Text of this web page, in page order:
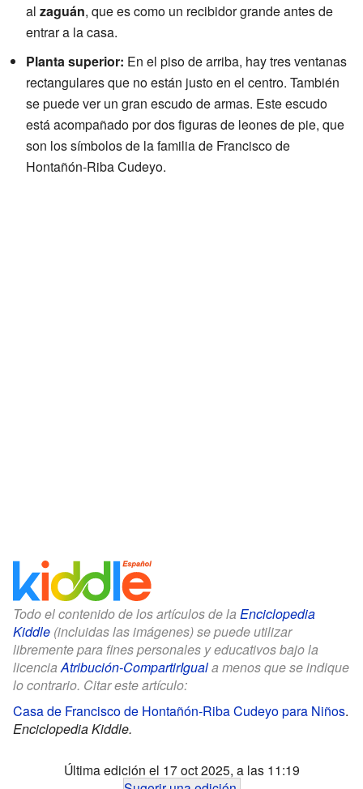
al zaguán, que es como un recibidor grande antes de
entrar a la casa.
Planta superior: En el piso de arriba, hay tres ventanas
rectangulares que no están justo en el centro. También
se puede ver un gran escudo de armas. Este escudo
está acompañado por dos figuras de leones de pie, que
son los símbolos de la familia de Francisco de
Hontañón-Riba Cudeyo.
Todo el contenido de los artículos de la Enciclopedia
Kiddle (incluidas las imágenes) se puede utilizar
libremente para fines personales y educativos bajo la
licenciaAtribución-CompartirIguala menos que se indique
lo contrario. Citar este artículo:
Casa de Francisco de Hontañón-Riba Cudeyo para Niños.
Enciclopedia Kiddle.
Última edición el 17 oct 2025, a las 11:19